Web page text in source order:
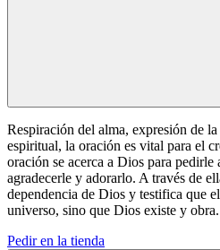
Respiración del alma, expresión de
espiritual, la oración es vital para el
oración se acerca a Dios para pedirle
agradecerle y adorarlo. A través de
dependencia de Dios y testifica que
universo, sino que Dios existe y obra.
Pedir en la tienda